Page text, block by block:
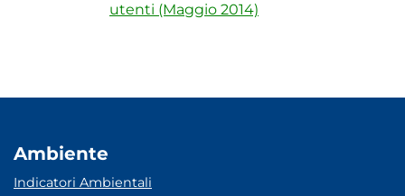
utenti (Maggio 2014)
Ambiente
Indicatori Ambientali